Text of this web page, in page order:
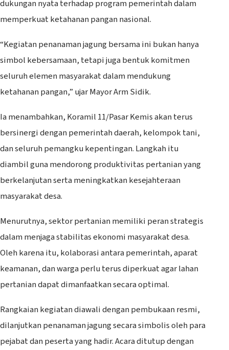
dukungan nyata terhadap program pemerintah dalam
memperkuat ketahanan pangan nasional.
“Kegiatan penanaman jagung bersama ini bukan hanya
simbol kebersamaan, tetapi juga bentuk komitmen
seluruh elemen masyarakat dalam mendukung
ketahanan pangan,” ujar Mayor Arm Sidik.
Ia menambahkan, Koramil 11/Pasar Kemis akan terus
bersinergi dengan pemerintah daerah, kelompok tani,
dan seluruh pemangku kepentingan. Langkah itu
diambil guna mendorong produktivitas pertanian yang
berkelanjutan serta meningkatkan kesejahteraan
masyarakat desa.
Menurutnya, sektor pertanian memiliki peran strategis
dalam menjaga stabilitas ekonomi masyarakat desa.
Oleh karena itu, kolaborasi antara pemerintah, aparat
keamanan, dan warga perlu terus diperkuat agar lahan
pertanian dapat dimanfaatkan secara optimal.
Rangkaian kegiatan diawali dengan pembukaan resmi,
dilanjutkan penanaman jagung secara simbolis oleh para
pejabat dan peserta yang hadir. Acara ditutup dengan